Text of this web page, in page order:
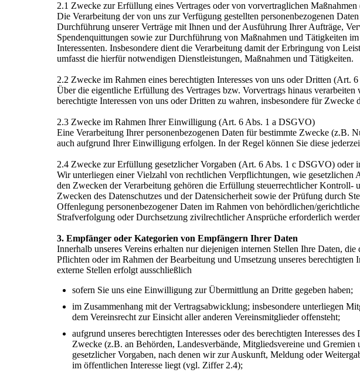
2.1 Zwecke zur Erfüllung eines Vertrages oder von vorvertraglichen
Die Verarbeitung der von uns zur Verfügung gestellten personenbezogenen
Durchführung unserer Verträge mit Ihnen und der Ausführung Ihrer Aufträge,
Spendenquittungen sowie zur Durchführung von Maßnahmen und Tätigkeiten
Interessenten. Insbesondere dient die Verarbeitung damit der Erbringung von
umfasst die hierfür notwendigen Dienstleistungen, Maßnahmen und Tätigkeiten.
2.2 Zwecke im Rahmen eines berechtigten Interesses von uns oder Dritten (Art.
Über die eigentliche Erfüllung des Vertrages bzw. Vorvertrags hinaus
berechtigte Interessen von uns oder Dritten zu wahren, insbesondere für
2.3 Zwecke im Rahmen Ihrer Einwilligung (Art. 6 Abs. 1 a DSGVO)
Eine Verarbeitung Ihrer personenbezogenen Daten für bestimmte Zwecke (z.B.
auch aufgrund Ihrer Einwilligung erfolgen. In der Regel können Sie diese
2.4 Zwecke zur Erfüllung gesetzlicher Vorgaben (Art. 6 Abs. 1 c DSGVO)
Wir unterliegen einer Vielzahl von rechtlichen Verpflichtungen, wie gesetzlichen
den Zwecken der Verarbeitung gehören die Erfüllung steuerrechtlicher
Zwecken des Datenschutzes und der Datensicherheit sowie der Prüfung durch
Offenlegung personenbezogener Daten im Rahmen von behördlichen/
Strafverfolgung oder Durchsetzung zivilrechtlicher Ansprüche erforderlich
3. Empfänger oder Kategorien von Empfängern Ihrer Daten
Innerhalb unseres Vereins erhalten nur diejenigen internen Stellen Ihre Daten,
Pflichten oder im Rahmen der Bearbeitung und Umsetzung unseres berechtigten
externe Stellen erfolgt ausschließlich
sofern Sie uns eine Einwilligung zur Übermittlung an Dritte gegeben haben;
im Zusammenhang mit der Vertragsabwicklung; insbesondere unterliegen
dem Vereinsrecht zur Einsicht aller anderen Vereinsmitglieder offensteht;
aufgrund unseres berechtigten Interesses oder des berechtigten Interesses
Zwecke (z.B. an Behörden, Landesverbände, Mitgliedsvereine und
gesetzlicher Vorgaben, nach denen wir zur Auskunft, Meldung oder
im öffentlichen Interesse liegt (vgl. Ziffer 2.4);